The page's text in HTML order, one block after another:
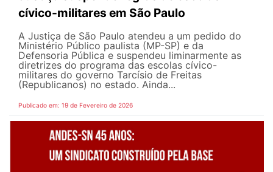
cívico-militares em São Paulo
A Justiça de São Paulo atendeu a um pedido do
Ministério Público paulista (MP-SP) e da
Defensoria Pública e suspendeu liminarmente as
diretrizes do programa das escolas cívico-
militares do governo Tarcísio de Freitas
(Republicanos) no estado. Ainda...
Publicado em: 19 de Fevereiro de 2026